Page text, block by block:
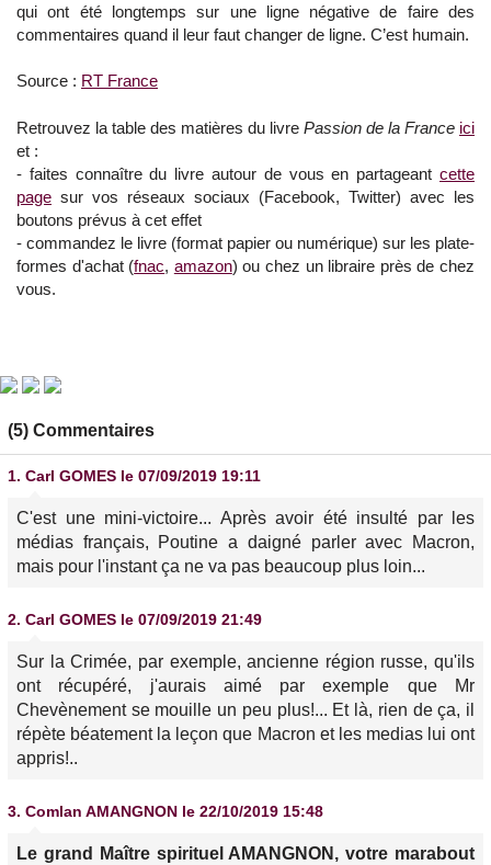
qui ont été longtemps sur une ligne négative de faire des
commentaires quand il leur faut changer de ligne. C’est humain.
Source : RT France
Retrouvez la table des matières du livre Passion de la France ici
et :
- faites connaître du livre autour de vous en partageant cette
page sur vos réseaux sociaux (Facebook, Twitter) avec les
boutons prévus à cet effet
- commandez le livre (format papier ou numérique) sur les plate-
formes d'achat (fnac, amazon) ou chez un libraire près de chez
vous.
(5) Commentaires
1. Carl GOMES le 07/09/2019 19:11
C'est une mini-victoire... Après avoir été insulté par les
médias français, Poutine a daigné parler avec Macron,
mais pour l'instant ça ne va pas beaucoup plus loin...
2. Carl GOMES le 07/09/2019 21:49
Sur la Crimée, par exemple, ancienne région russe, qu'ils
ont récupéré, j'aurais aimé par exemple que Mr
Chevènement se mouille un peu plus!... Et là, rien de ça, il
répète béatement la leçon que Macron et les medias lui ont
appris!..
3. Comlan AMANGNON le 22/10/2019 15:48
Le grand Maître spirituel AMANGNON, votre marabout